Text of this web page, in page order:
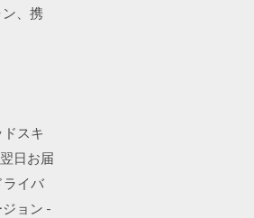
、携
スキ
日お届
ライバ
ョン -